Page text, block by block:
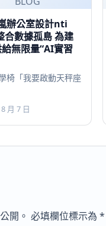
辦公室設計nti
合數據孤島 為建
無限量“AI實習
椅「我要啟動天秤座
月 7 日
開。 必填欄位標示為 *